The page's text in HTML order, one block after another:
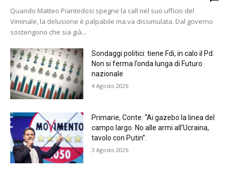
Quando Matteo Piantedosi spegne la call nel suo ufficio del
Viminale, la delusione è palpabile ma va dissimulata. Dal governo
sostengono che sia già...
Sondaggi politici: tiene Fdi, in calo il Pd.
Non si ferma l’onda lunga di Futuro
nazionale
4 Agosto 2026
Primarie, Conte: “Ai gazebo la linea del
campo largo. No alle armi all’Ucraina,
tavolo con Putin”.
3 Agosto 2026